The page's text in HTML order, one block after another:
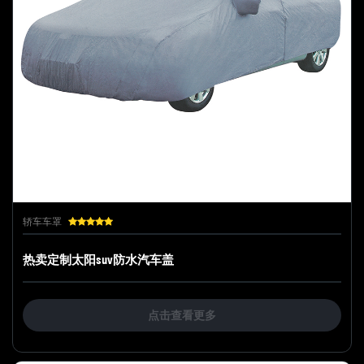
轿车车罩
热卖定制太阳suv防水汽车盖
点击查看更多